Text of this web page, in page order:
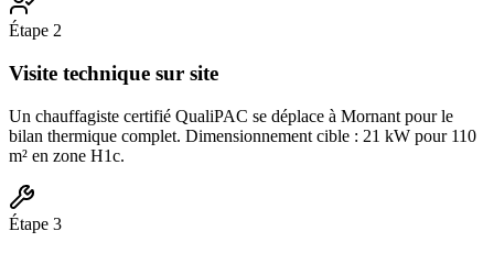
Étape 2
Visite technique sur site
Un chauffagiste certifié QualiPAC se déplace à Mornant pour le
bilan thermique complet. Dimensionnement cible : 21 kW pour 110
m² en zone H1c.
Étape 3